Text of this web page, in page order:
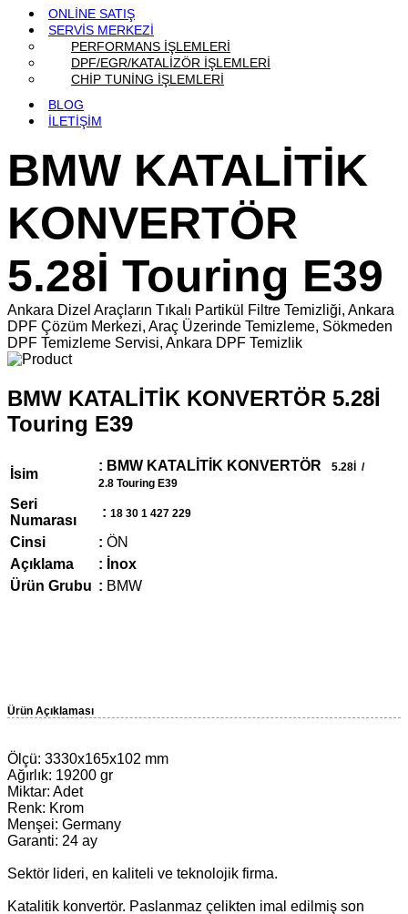
ONLİNE SATIŞ
SERVİS MERKEZİ
PERFORMANS İŞLEMLERİ
DPF/EGR/KATALİZÖR İŞLEMLERİ
CHİP TUNİNG İŞLEMLERİ
BLOG
İLETİŞİM
BMW KATALİTİK
KONVERTÖR
5.28İ Touring E39
Ankara Dizel Araçların Tıkalı Partikül Filtre Temizliği, Ankara
DPF Çözüm Merkezi, Araç Üzerinde Temizleme, Sökmeden
DPF Temizleme Servisi, Ankara DPF Temizlik
BMW KATALİTİK KONVERTÖR 5.28İ
Touring E39
İsim
: BMW KATALİTİK KONVERTÖR
5.28İ /
2.8 Touring E39
Seri
Numarası
: 18 30 1 427 229
Cinsi : ÖN
Açıklama
: İnox
Ürün Grubu : BMW
Ürün Açıklaması
Ölçü: 3330x165x102 mm
Ağırlık: 19200 gr
Miktar: Adet
Renk: Krom
Menşei: Germany
Garanti: 24 ay
Sektör lideri, en kaliteli ve teknolojik firma.
Katalitik konvertör. Paslanmaz çelikten imal edilmiş son